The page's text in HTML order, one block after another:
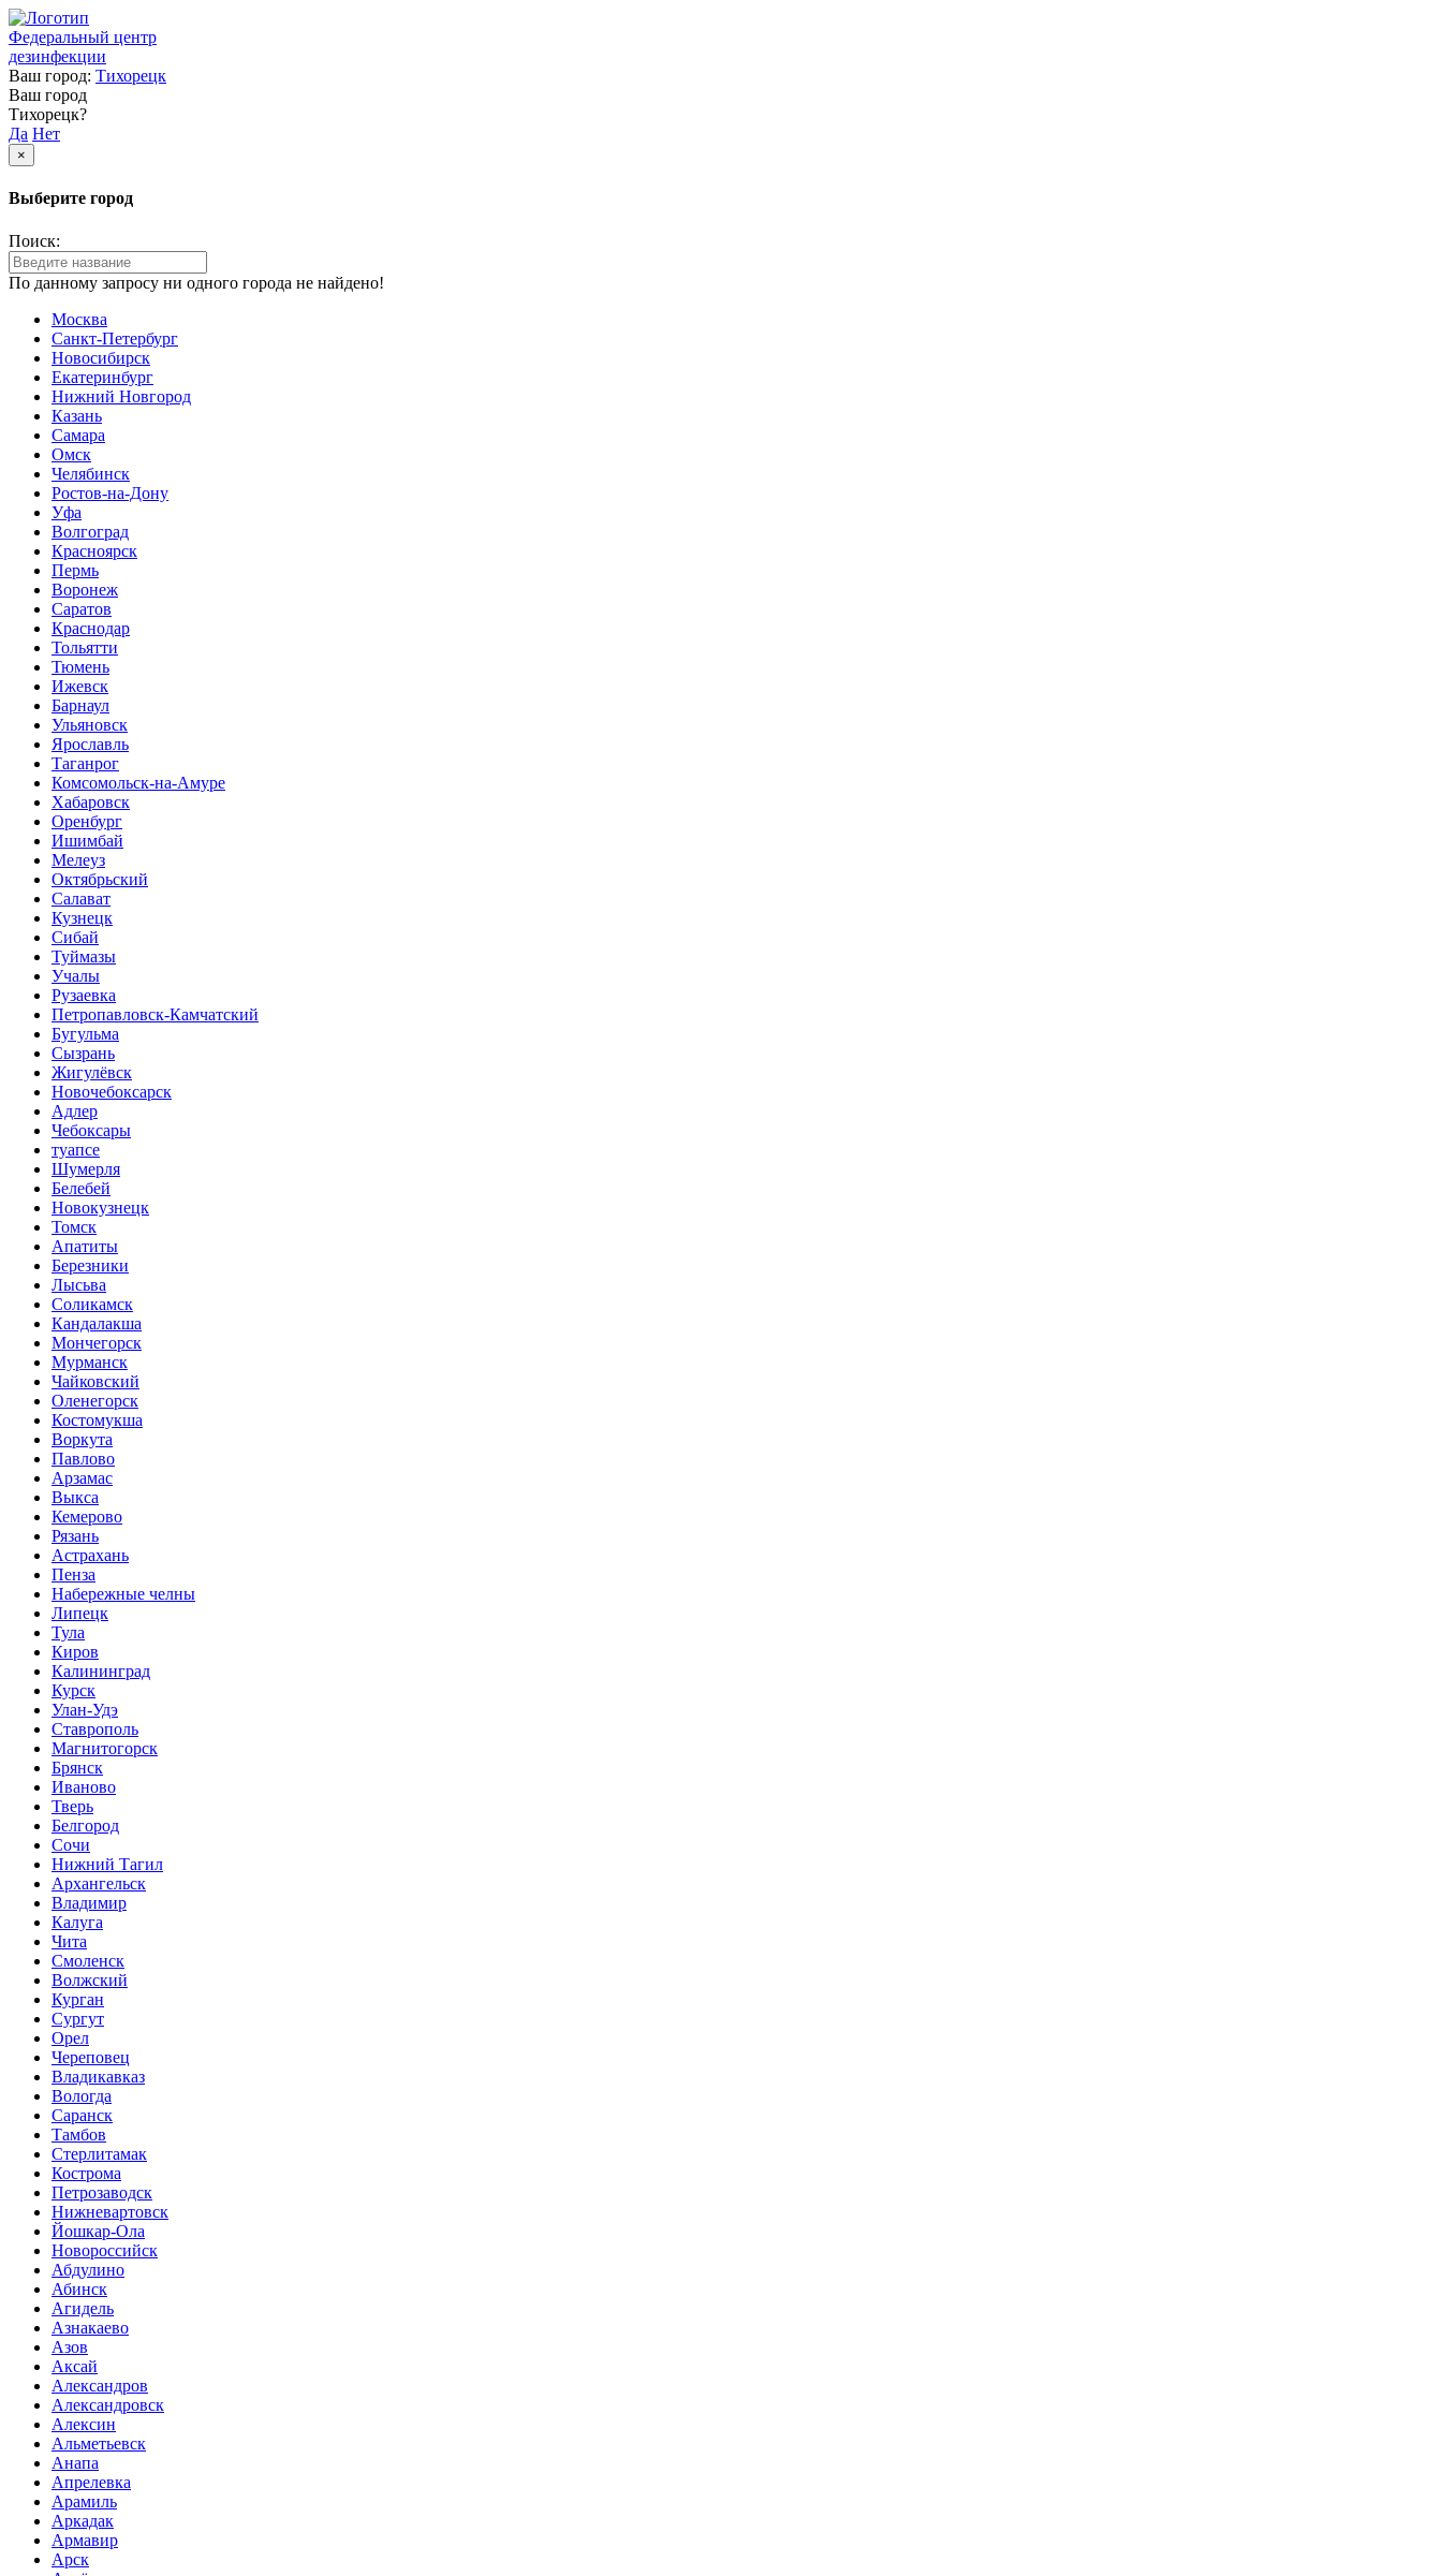
Федеральный центр
дезинфекции
Ваш город: Тихорецк
Ваш город
Тихорецк?
Да Нет
×
Выберите город
Поиск:
По данному запросу ни одного города не найдено!
Москва
Санкт-Петербург
Новосибирск
Екатеринбург
Нижний Новгород
Казань
Самара
Омск
Челябинск
Ростов-на-Дону
Уфа
Волгоград
Красноярск
Пермь
Воронеж
Саратов
Краснодар
Тольятти
Тюмень
Ижевск
Барнаул
Ульяновск
Ярославль
Таганрог
Комсомольск-на-Амуре
Хабаровск
Оренбург
Ишимбай
Мелеуз
Октябрьский
Салават
Кузнецк
Сибай
Туймазы
Учалы
Рузаевка
Петропавловск-Камчатский
Бугульма
Сызрань
Жигулёвск
Новочебоксарск
Адлер
Чебоксары
туапсе
Шумерля
Белебей
Новокузнецк
Томск
Апатиты
Березники
Лысьва
Соликамск
Кандалакша
Мончегорск
Мурманск
Чайковский
Оленегорск
Костомукша
Воркута
Павлово
Арзамас
Выкса
Кемерово
Рязань
Астрахань
Пенза
Набережные челны
Липецк
Тула
Киров
Калининград
Курск
Улан-Удэ
Ставрополь
Магнитогорск
Брянск
Иваново
Тверь
Белгород
Сочи
Нижний Тагил
Архангельск
Владимир
Калуга
Чита
Смоленск
Волжский
Курган
Сургут
Орел
Череповец
Владикавказ
Вологда
Саранск
Тамбов
Стерлитамак
Кострома
Петрозаводск
Нижневартовск
Йошкар-Ола
Новороссийск
Абдулино
Абинск
Агидель
Азнакаево
Азов
Аксай
Александров
Александровск
Алексин
Альметьевск
Анапа
Апрелевка
Арамиль
Аркадак
Армавир
Арск